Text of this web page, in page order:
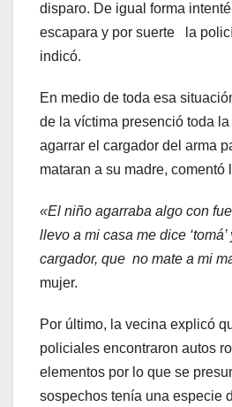
disparo. De igual forma
escapara y por suerte la
indicó.
En medio de toda esa
de la víctima presenció toda
agarrar el cargador del arma
mataran a su madre, comentó
«El niño agarraba algo con
llevo a mi casa me dice
cargador, que no mate a mi
mujer.
Por último, la vecina explicó
policiales encontraron autos
elementos por lo que se
sospechos tenía una especie